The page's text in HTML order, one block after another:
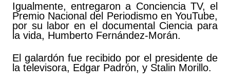
Igualmente, entregaron a Conciencia TV, el
Premio Nacional del Periodismo en YouTube,
por su labor en el documental Ciencia para
la vida, Humberto Fernández-Morán.
El galardón fue recibido por el presidente de
la televisora, Edgar Padrón, y Stalin Morillo.